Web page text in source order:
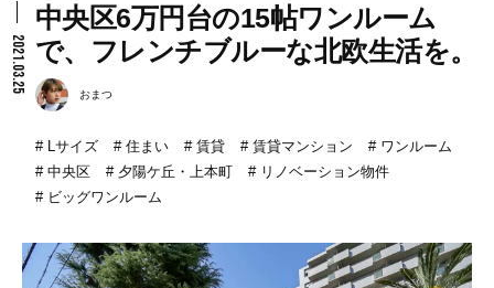
会社情報
2021.03.25
中央区6万円台の15帖ワンルーム
で、フレンチブルーな北欧生活を。
おまつ
Lサイズ 住まい 賃貸 賃貸マンション
ワンルーム
中央区
夕陽ケ丘・上本町
リノベーション物件
ビッグワンルーム